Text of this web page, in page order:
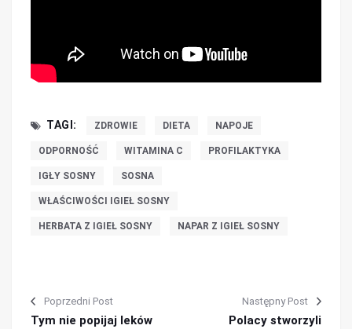
TAGI: ZDROWIE DIETA NAPOJE
ODPORNOŚĆ WITAMINA C PROFILAKTYKA
IGŁY SOSNY SOSNA
WŁAŚCIWOŚCI IGIEŁ SOSNY
HERBATA Z IGIEŁ SOSNY NAPAR Z IGIEŁ SOSNY
Poprzedni Post
Tym nie popijaj leków
Następny Post
Polacy stworzyli